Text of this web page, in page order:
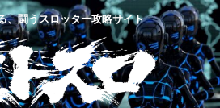
、闘うスロッター攻略サイト